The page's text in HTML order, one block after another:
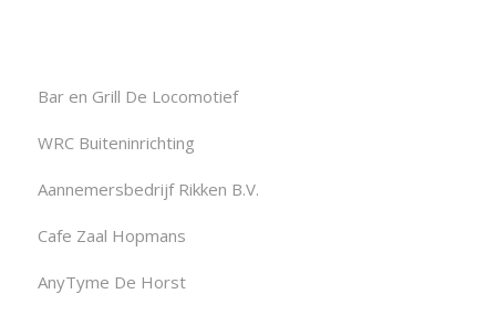
Bar en Grill De Locomotief
WRC Buiteninrichting
Aannemersbedrijf Rikken B.V.
Cafe Zaal Hopmans
AnyTyme De Horst